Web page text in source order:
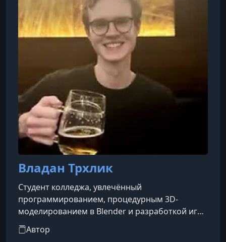
многое другое. Курсы представлены в виде в
Владан Трхлик
Студент колледжа, увлечённый
программированием, процедурным 3D-
моделированием в Blender и разработкой игр
на движке Godot.Эти направления стали
основой его учебных и творческих интересов,
Автор